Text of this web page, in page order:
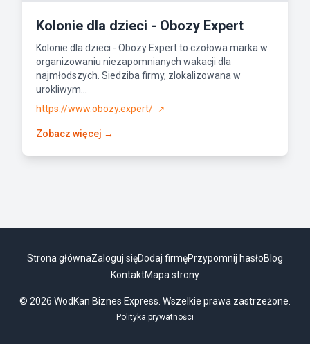
Kolonie dla dzieci - Obozy Expert
Kolonie dla dzieci - Obozy Expert to czołowa marka w
organizowaniu niezapomnianych wakacji dla
najmłodszych. Siedziba firmy, zlokalizowana w
urokliwym...
https://www.obozy.expert/
↗
Zobacz więcej →
Strona głównaZaloguj sięDodaj firmęPrzypomnij hasłoBlog
KontaktMapa strony
© 2026 WodKan Biznes Express. Wszelkie prawa zastrzeżone.
Polityka prywatności